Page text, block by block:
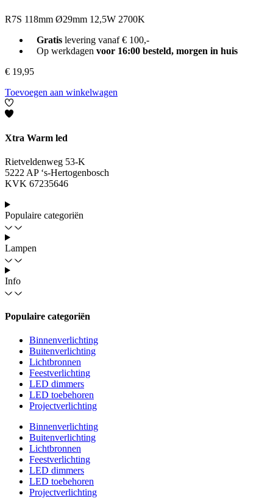
R7S 118mm Ø29mm 12,5W 2700K
Gratislevering vanaf € 100,-
Op werkdagen voor 16:00 besteld, morgen in huis
€ 19,95
Toevoegen aan winkelwagen
Xtra Warm led
Rietveldenweg 53-K
5222 AP ‘s-Hertogenbosch
KVK 67235646
Populaire categoriën
Lampen
Info
Populaire categoriën
Binnenverlichting
Buitenverlichting
Lichtbronnen
Feestverlichting
LED dimmers
LED toebehoren
Projectverlichting
Binnenverlichting
Buitenverlichting
Lichtbronnen
Feestverlichting
LED dimmers
LED toebehoren
Projectverlichting